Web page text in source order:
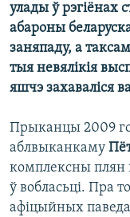
улады ў рэгіёнах
абароны
заняпаду, а
тыя невялікія
яшчэ захаваліся
Прыканцы 2009
аблвыканкаму
комплексны плян
ў вобласьці. Пра
афіцыйных